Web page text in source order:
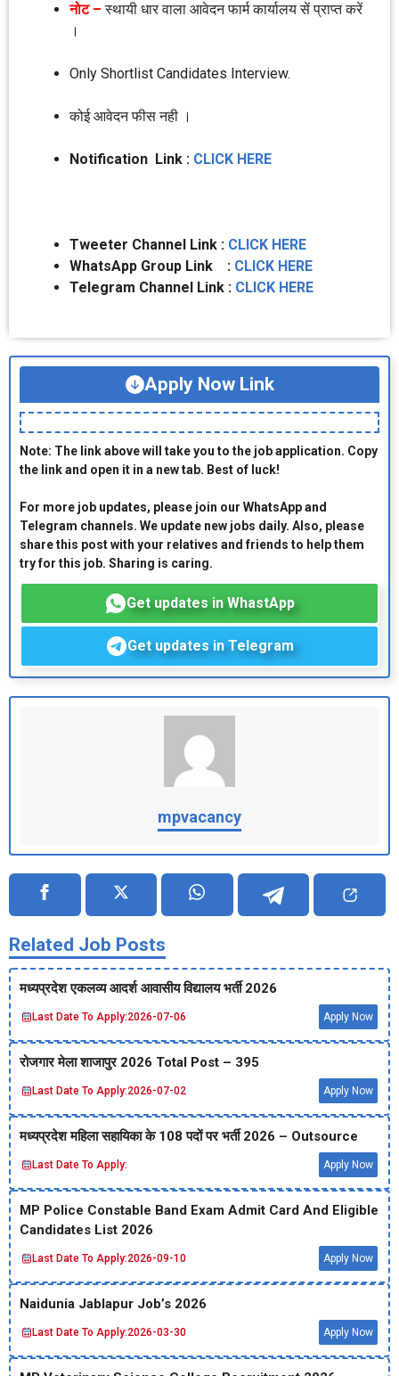
नोट –स्‍थायी धार वाला आवेदन फार्म कार्यालय सें प्राप्‍त करें
।
Only Shortlist Candidates Interview.
कोई आवेदन फीस नही ।
Notification Link : CLICK HERE
Tweeter Channel Link : CLICK HERE
WhatsApp Group Link : CLICK HERE
Telegram Channel Link : CLICK HERE
Apply Now Link
Note: The link above will take you to the job application. Copy
the link and open it in a new tab. Best of luck!
For more job updates, please join our WhatsApp and
Telegram channels. We update new jobs daily. Also, please
share this post with your relatives and friends to help them
try for this job. Sharing is caring.
Get updates in WhastApp
Get updates in Telegram
mpvacancy
Related Job Posts
मध्‍यप्रदेश एकलव्‍य आदर्श आवासीय विद्यालय भर्ती 2026
Last Date To Apply:2026-07-06 Apply Now
रोजगार मेला शाजापुर 2026 Total Post – 395
Last Date To Apply:2026-07-02 Apply Now
मध्‍यप्रदेश महिला सहायिका के 108 पदों पर भर्ती 2026 – Outsource
Last Date To Apply: Apply Now
MP Police Constable Band Exam Admit Card And Eligible
Candidates List 2026
Last Date To Apply:2026-09-10 Apply Now
Naidunia Jablapur Job’s 2026
Last Date To Apply:2026-03-30 Apply Now